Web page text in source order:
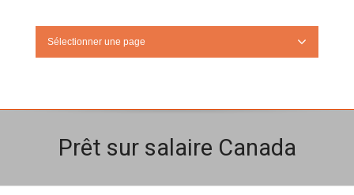
Sélectionner une page
Prêt sur salaire Canada